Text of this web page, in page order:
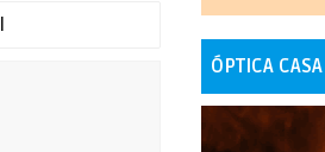
ÓPTICA